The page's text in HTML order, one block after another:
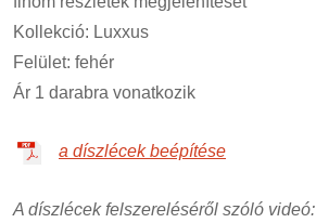
Kollekció: Luxxus
Felület: fehér
Ár 1 darabra vonatkozik
a díszlécek beépítése
A díszlécek felszereléséről szóló videó: